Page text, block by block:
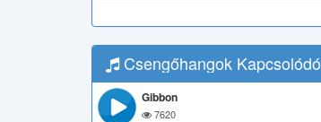
Csengőhangok Kapcsolódó
Gibbon
7620